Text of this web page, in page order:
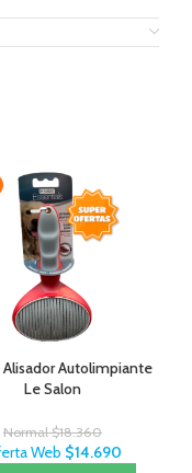
Autolimpiante
Le Salon
Normal$18.360
Web $14.690